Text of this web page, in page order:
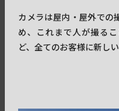
カメラは屋内・屋外での
め、これまで人が撮る
ど、全てのお客様に新し